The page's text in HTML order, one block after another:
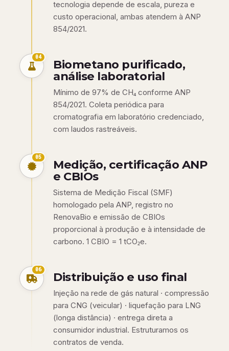
tecnologia depende de escala, pureza e
custo operacional, ambas atendem à ANP
854/2021.
04
Biometano purificado,
análise laboratorial
Mínimo de 97% de CH₄ conforme ANP
854/2021. Coleta periódica para
cromatografia em laboratório credenciado,
com laudos rastreáveis.
05
Medição, certificação ANP
e CBIOs
Sistema de Medição Fiscal (SMF)
homologado pela ANP, registro no
RenovaBio e emissão de CBIOs
proporcional à produção e à intensidade de
carbono. 1 CBIO = 1 tCO₂e.
06
Distribuição e uso final
Injeção na rede de gás natural · compressão
para CNG (veicular) · liquefação para LNG
(longa distância) · entrega direta a
consumidor industrial. Estruturamos os
contratos de venda.